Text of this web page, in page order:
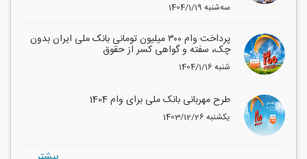
1404/1/19 سه‌شنبه
پرداخت وام ۳۰۰ میلیون تومانی بانک ملی ایران بدون
چک، سفته و گواهی کسر از حقوق
1404/1/16 شنبه
طرح مهربانی بانک ملی برای وام 1404
1403/12/26 یکشنبه